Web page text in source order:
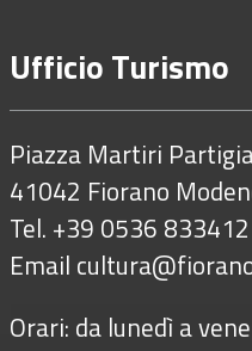
Ufficio Turismo
Piazza Martiri
41042 Fiorano
Tel. +39 0536 833412
Email
Orari: da lunedì a